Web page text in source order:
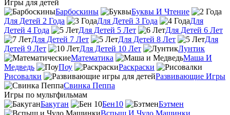
Игры для детей
Барбоскины
Буквы И Чтение
Для Детей 2 Года
Для Детей 3 Года
Для
Детей 4 Года
Для Детей 5 Лет
Для Детей 6 Лет
Для Детей 7 Лет
Для Детей 8 Лет
Для
Детей 9 Лет
Для Детей 10 Лет
Лунтик
Математика
Маша И
Медведь
Поу
Раскраски
Рисовалки
Развивающие Игры
Свинка Пеппа
Игры по мультфильмам
Бакуган
Бен10
Бэтмен
Вспыш И Чудо Машинки